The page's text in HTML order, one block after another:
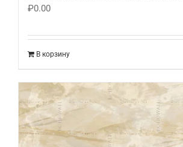
₽0.00
В корзину